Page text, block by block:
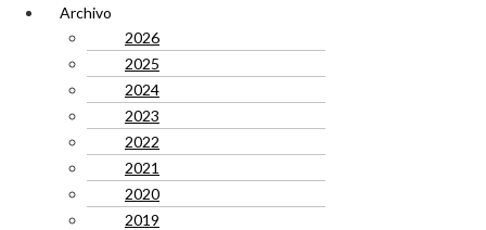
Archivo
2026
2025
2024
2023
2022
2021
2020
2019